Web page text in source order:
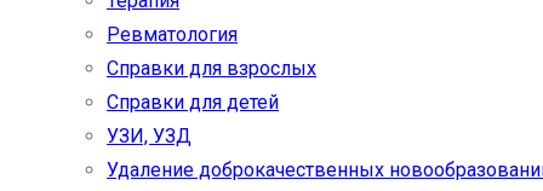
Ревматология
Справки для взрослых
Справки для детей
УЗИ, УЗД
Удаление доброкачественных